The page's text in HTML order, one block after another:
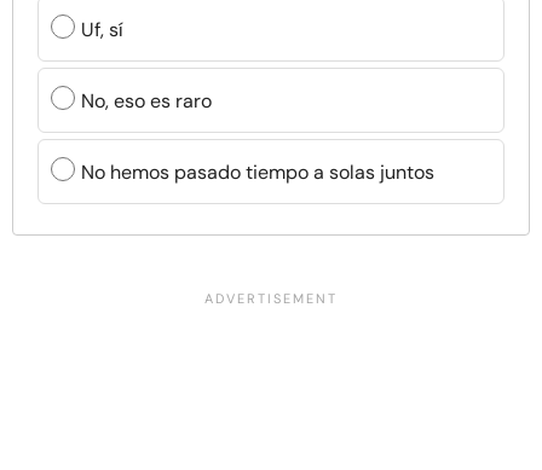
Uf, sí
No, eso es raro
No hemos pasado tiempo a solas juntos